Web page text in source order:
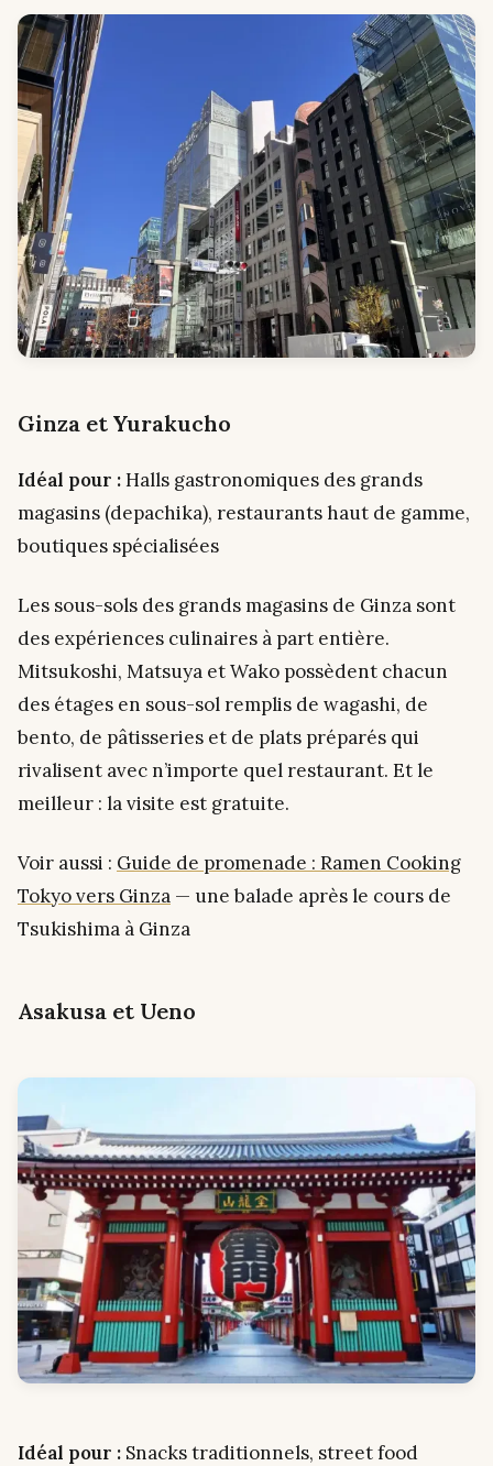
Ginza et Yurakucho
Idéal pour :Halls gastronomiques des grands
magasins (depachika), restaurants haut de gamme,
boutiques spécialisées
Les sous-sols des grands magasins de Ginza sont
des expériences culinaires à part entière.
Mitsukoshi, Matsuya et Wako possèdent chacun
des étages en sous-sol remplis de wagashi, de
bento, de pâtisseries et de plats préparés qui
rivalisent avec n’importe quel restaurant. Et le
meilleur : la visite est gratuite.
Voir aussi : Guide de promenade : Ramen Cooking
Tokyo vers Ginza — une balade après le cours de
Tsukishima à Ginza
Asakusa et Ueno
Idéal pour : Snacks traditionnels, street food